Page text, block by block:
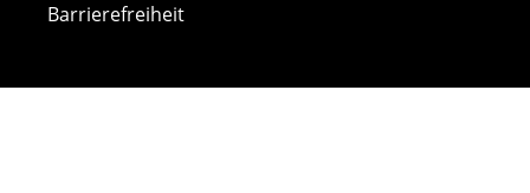
Barrierefreiheit